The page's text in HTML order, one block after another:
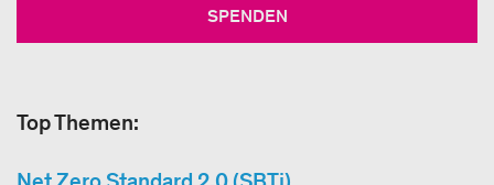
SPENDEN
Top Themen: